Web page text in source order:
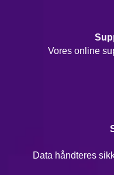
Vores online
Data håndteres